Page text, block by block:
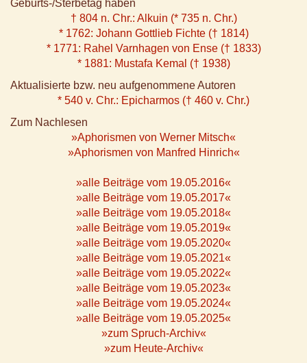
Geburts-/Sterbetag haben
† 804 n. Chr.: Alkuin (* 735 n. Chr.)
* 1762: Johann Gottlieb Fichte († 1814)
* 1771: Rahel Varnhagen von Ense († 1833)
* 1881: Mustafa Kemal († 1938)
Aktualisierte bzw. neu aufgenommene Autoren
* 540 v. Chr.: Epicharmos († 460 v. Chr.)
Zum Nachlesen
»Aphorismen von Werner Mitsch«
»Aphorismen von Manfred Hinrich«
»alle Beiträge vom 19.05.2016«
»alle Beiträge vom 19.05.2017«
»alle Beiträge vom 19.05.2018«
»alle Beiträge vom 19.05.2019«
»alle Beiträge vom 19.05.2020«
»alle Beiträge vom 19.05.2021«
»alle Beiträge vom 19.05.2022«
»alle Beiträge vom 19.05.2023«
»alle Beiträge vom 19.05.2024«
»alle Beiträge vom 19.05.2025«
»zum Spruch-Archiv«
»zum Heute-Archiv«